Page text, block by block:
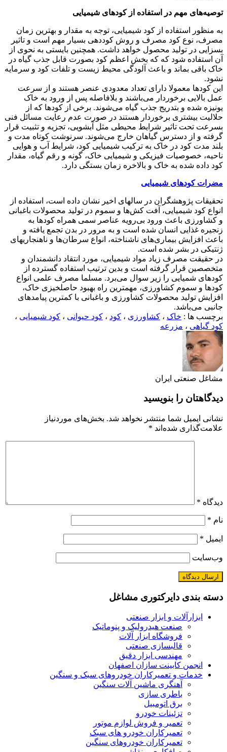
توصیه‌های مهم در استفاده از کودهای شیمیایی
به منظور استفاده از کود شیمیایی، توجه به مقدار و بهترین زمان
مصرف، نوع کود مصرف و روش کوددهی بسیار مهم است و تاثیر
بسزایی در تولید محصول خواهد داشت. همچنین بایستی به نحوی از
آن استفاده شود که که بخش اعظم کود بصورت قابل جذب گیاه در
خاک باقی بماند و باعث آلودگی محیط زیست و تلفات کود و سرمایه
نشود.
این کودها معمولا دارای تعداد معدودی عنصر هستند و از سرعت
عمل بالایی برخوردار می‌باشند و بلافاصله پس از ورود به خاک
یونیزه شده و بتدریج جذب گیاه می‌شوند. برخی از کودها که از
حلالیت بیشتری برخوردار هستند در صورت عدم رعایت مسائل فنی
بسرعت تحت تاثیر شرایط محیطی مثل آبشویی، تجزیه و تثبیت قرار
گرفته و از دسترس گیاهان خارج می‌شوند. سرنوشت کوتاه مدت و
بلند مدت کود در خاک به ترکیب شیمیایی کود، شرایط آب و هوایی
ناحیه، خصوصیات فیزیکی و شیمیایی خاک، گونه و رقم گیاه، مقدار
کود داده شده به خاک و بالاخره زمان بستگی دارد.
مضرات کودهای شیمیایی
تحقیقات پژوهشگران در سالهای اخیر نشان داده است، استفاده از
انواع کود شیمیایی، آفت کش‌ها و سموم در تولید محصولات باغبانی
و کشاورزی باعث ورود بی‌رویه عناصر سمی همراه کودها به
زنجیره غذایی انسان شده است و به مرور در بدن تجمع یافته و
باعث افزایش بیماری‌های ناشناخته، انواع سرطان‌ها و ناهنجاریهای
ژنتیکی در بشر شده است.
در حقیقت مصرف زیاد مواد شیمیایی، مورد انتقاد دانشمندان و
متخصصین قرار گرفته است و بدین ترتیب استفاده گسترده از
کودهای شمیایی را زیر سوال می‌برد. مسلما مصرف علمی انواع
کودها و سموم کشاورزی، مهمترین راه بهبود حاصلخیزی خاک،
افزایش تولید محصولات کشاورزی و باغبانی با کمترین پیامدهای
جانبی می‌باشد.
برچسب ها : خاک ، کشاورزی ، کود ، کود حیوانی ، کود شیمیایی ،
کود گیاهی ، مزرعه
مشاغل صنعتی ایران
دیدگاهتان را بنویسید
نشانی ایمیل شما منتشر نخواهد شد. بخش‌های موردنیاز
علامت‌گذاری شده‌اند *
دیدگاه *
نام *
ایمیل *
وب‌سایت
دسته بندی دایرکتوری مشاغل
ابزارآلات و ابزار صنعتی
صنعت هیدرولیک و پنوماتیک
فروشگاه ابزار آلات
قالبسازی صنعتی
مهندسی ابزار دقیق
انجمن کابینت سازان اصفهان
خدمات و تعمیرکاران خودروهای سبک و سنگین
آهنگری ماشین آلات سنگین
باطری سازی
برق اتومبیل
تزئینات خودرو
تعمیر و فروش لوازم موتور
تعمیرکاران خودرو های سبک
تعمیرکاران خودروهای سنگین